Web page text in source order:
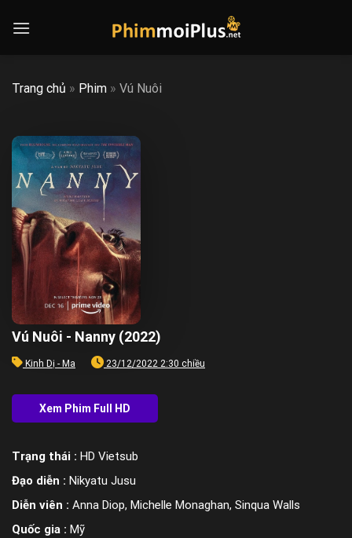
Trang chủ » Phim » Vú Nuôi
Vú Nuôi - Nanny (2022)
Kinh Dị - Ma 23/12/2022 2:30 chiều
Trạng thái : HD Vietsub
Đạo diễn : Nikyatu Jusu
Diễn viên : Anna Diop, Michelle Monaghan, Sinqua Walls
Quốc gia : Mỹ